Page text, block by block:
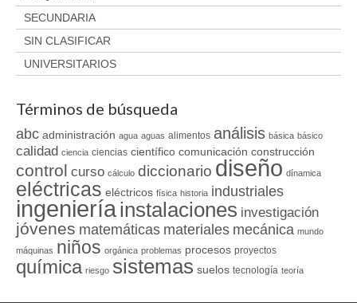
SECUNDARIA
SIN CLASIFICAR
UNIVERSITARIOS
Términos de búsqueda
abc administración agua aguas alimentos análisis básica básico
calidad ciencia ciencias científico comunicación construcción
control curso cálculo diccionario diseño dínamica
eléctricas eléctricos física historia industriales
ingenieríainstalaciones investigación
jóvenes matemáticas materiales mecánica mundo
máquinas niños orgánica problemas procesos proyectos
química riesgo sistemas suelos tecnología teoría